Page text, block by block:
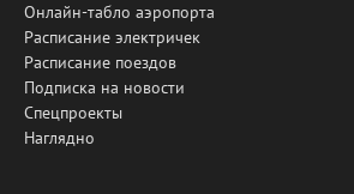
Онлайн-табло аэропорта
Расписание электричек
Расписание поездов
Подписка на новости
Спецпроекты
Наглядно